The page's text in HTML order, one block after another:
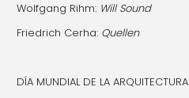
Wolfgang Rihm: Will Sound
Friedrich Cerha: Quellen
DÍA MUNDIAL DE LA ARQUITECTURA